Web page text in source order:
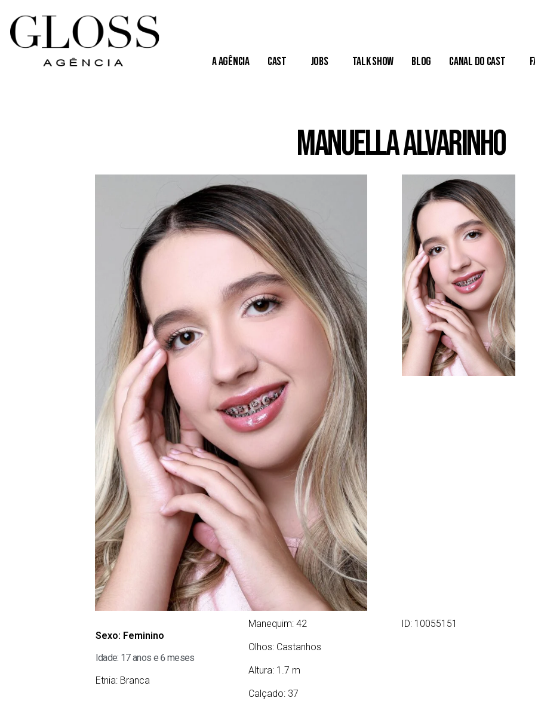
A Agência Cast Jobs Talk Show Blog Canal do Cast
Manuella Alvarinho
Sexo: Feminino
Idade: 17 anos e 6 meses
Etnia: Branca
Manequim: 42
Olhos: Castanhos
Altura: 1.7 m
Calçado: 37
ID: 10055151